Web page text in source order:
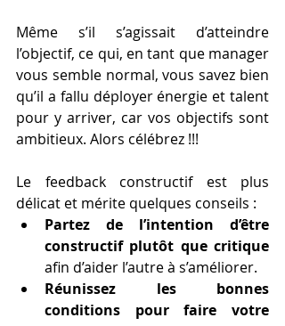
Même s’il s’agissait d’atteindre
l’objectif, ce qui, en tant que manager
vous semble normal, vous savez bien
qu’il a fallu déployer énergie et talent
pour y arriver, car vos objectifs sont
ambitieux. Alors célébrez !!!
Le feedback constructif est plus
délicat et mérite quelques conseils :
Partez de l’intention d’être
constructif plutôt que critique
afin d’aider l’autre à s’améliorer.
Réunissez les bonnes
conditions pour faire votre